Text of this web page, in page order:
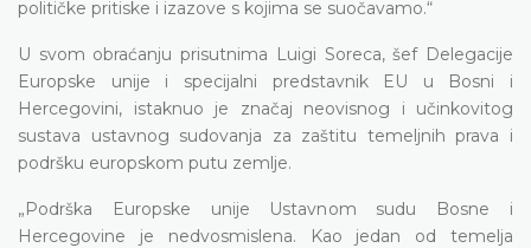
političke pritiske i izazove s kojima se suočavamo.“
U svom obraćanju prisutnima Luigi Soreca, šef Delegacije
Europske unije i specijalni predstavnik EU u Bosni i
Hercegovini, istaknuo je značaj neovisnog i učinkovitog
sustava ustavnog sudovanja za zaštitu temeljnih prava i
podršku europskom putu zemlje.
„Podrška Europske unije Ustavnom sudu Bosne i
Hercegovine je nedvosmislena. Kao jedan od temelja